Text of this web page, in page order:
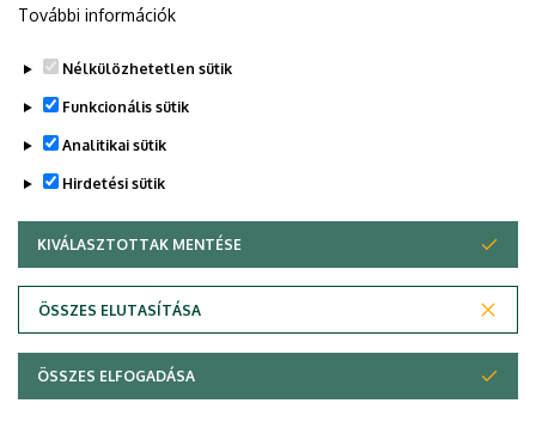
Adatvédelem
Szerzői jog © 2026 Unideb
További információk
Nélkülözhetetlen sütik
Funkcionális sütik
Analitikai sütik
Hirdetési sütik
KIVÁLASZTOTTAK MENTÉSE
ÖSSZES ELUTASÍTÁSA
WITHDRAW CONSENT
ÖSSZES ELFOGADÁSA